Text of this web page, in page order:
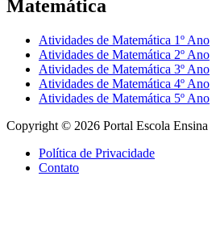
Matemática
Atividades de Matemática 1º Ano
Atividades de Matemática 2º Ano
Atividades de Matemática 3º Ano
Atividades de Matemática 4º Ano
Atividades de Matemática 5º Ano
Copyright © 2026 Portal Escola Ensina
Política de Privacidade
Contato